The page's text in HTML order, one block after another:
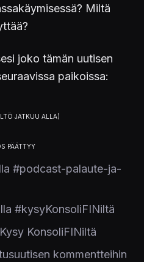
Miltä
joko tämän uutisen
paikoissa:
#podcast-palaute-ja-
#kysyKonsoliFINiltä
KonsoliFINiltä
kommentteihin